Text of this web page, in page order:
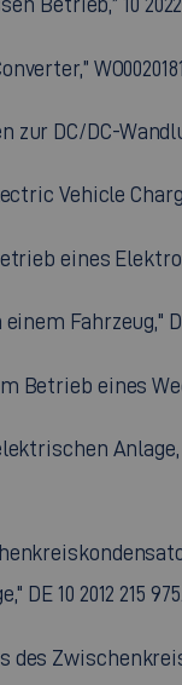
DC/DC-
Vehicle
eines
Fahrzeug," DE
eines
10 2012 215 975.
des